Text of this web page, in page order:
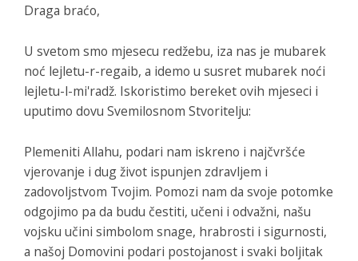
Draga braćo,
U svetom smo mjesecu redžebu, iza nas je mubarek
noć lejletu-r-regaib, a idemo u susret mubarek noći
lejletu-l-mi'radž. Iskoristimo bereket ovih mjeseci i
uputimo dovu Svemilosnom Stvoritelju:
Plemeniti Allahu, podari nam iskreno i najčvršće
vjerovanje i dug život ispunjen zdravljem i
zadovoljstvom Tvojim. Pomozi nam da svoje potomke
odgojimo pa da budu čestiti, učeni i odvažni, našu
vojsku učini simbolom snage, hrabrosti i sigurnosti,
a našoj Domovini podari postojanost i svaki boljitak